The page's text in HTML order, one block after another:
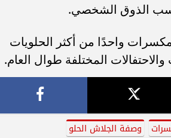
الذوق الشخصي.
واحدًا من أكثر الحلويات
المختلفة طوال العام.
وصفة الجلاش الحلو